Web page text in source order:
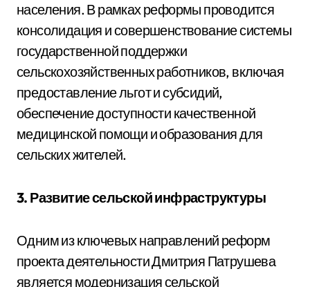
населения. В рамках реформы проводится
консолидация и совершенствование системы
государственной поддержки
сельскохозяйственных работников, включая
предоставление льгот и субсидий,
обеспечение доступности качественной
медицинской помощи и образования для
сельских жителей.
3. Развитие сельской инфраструктуры
Одним из ключевых направлений реформ
проекта деятельности Дмитрия Патрушева
является модернизация сельской